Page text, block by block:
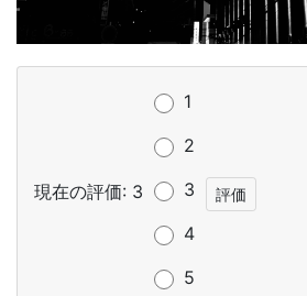
現在の評価: 3
1
2
3
4
5